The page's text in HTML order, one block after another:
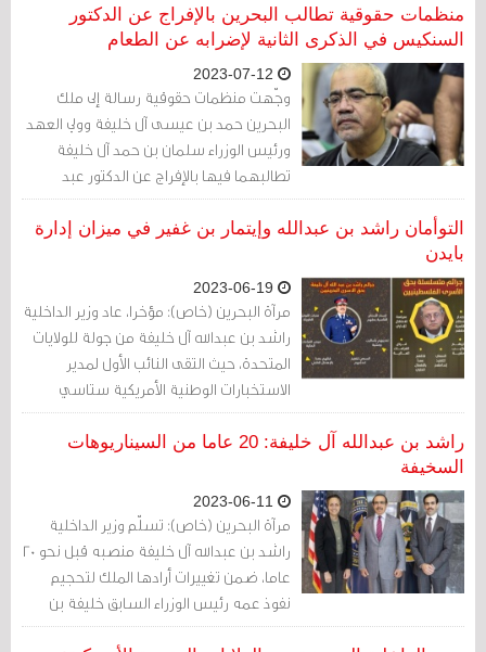
وحسن مشيمع، المعتقلون منذ احتجاجاتهم
السلمية في العام 2011.
منظمات حقوقية تطالب البحرين بالإفراج عن الدكتور
السنكيس في الذكرى الثانية لإضرابه عن الطعام
وجّهت منظمات حقوقية رسالة إلى ملك
البحرين حمد بن عيسى آل خليفة وولي العهد
ورئيس الوزراء سلمان بن حمد آل خليفة
تطالبهما فيها بالإفراج عن الدكتور عبد
الجليل السنكيس بعد مرور عامين على
إضرابه عن الطعام.
التوأمان راشد بن عبدالله وإيتمار بن غفير في ميزان إدارة
بايدن
مرآة البحرين (خاص): مؤخرا، عاد وزير الداخلية
راشد بن عبدالله آل خليفة من جولة للولايات
المتحدة، حيث التقى النائب الأول لمدير
الاستخبارات الوطنية الأمريكية ستاسي
ديكسون وشارك معها في حلقة نقاشية عن
التعاون الأمني بين البلدين، كما التقى راشد
راشد بن عبدالله آل خليفة: 20 عاما من السيناريوهات
السخيفة
مرآة البحرين (خاص): تسلّم وزير الداخلية
راشد بن عبدالله آل خليفة منصبه قبل نحو 20
عاما، ضمن تغييرات أرادها الملك لتحجيم
نفوذ عمه رئيس الوزراء السابق خليفة بن
سلمان آل خليفة.